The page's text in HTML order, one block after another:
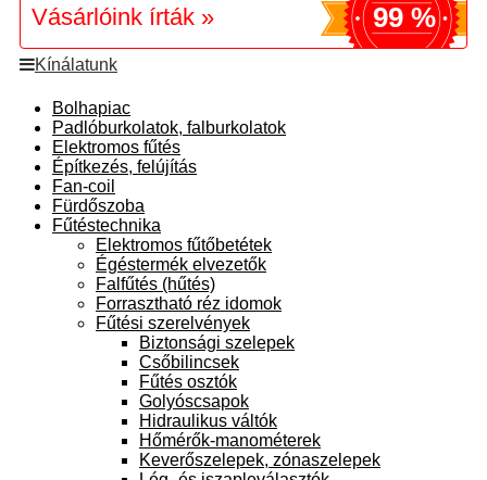
Vásárlóink írták » 99 %
Kínálatunk
Bolhapiac
Padlóburkolatok, falburkolatok
Elektromos fűtés
Építkezés, felújítás
Fan-coil
Fürdőszoba
Fűtéstechnika
Elektromos fűtőbetétek
Égéstermék elvezetők
Falfűtés (hűtés)
Forrasztható réz idomok
Fűtési szerelvények
Biztonsági szelepek
Csőbilincsek
Fűtés osztók
Golyóscsapok
Hidraulikus váltók
Hőmérők-manométerek
Keverőszelepek, zónaszelepek